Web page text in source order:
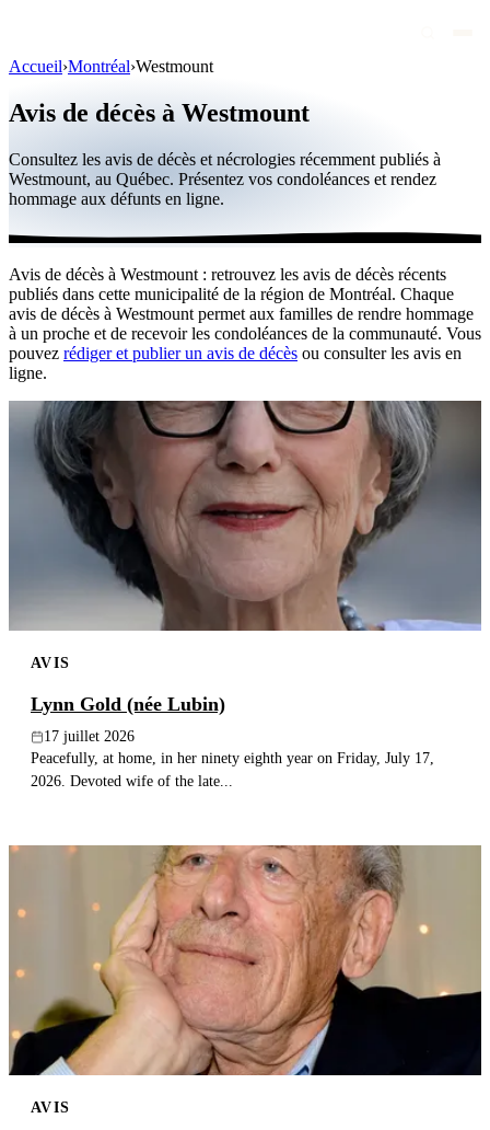
Personnalités publiques
Québec
Canada
International
Par région
Par ville
Maisons funéraires
Éternea
Blog
Publier un avis
Recherche
Accueil›Montréal›Westmount
Avis de décès à Westmount
Consultez les avis de décès et nécrologies récemment publiés à
Westmount, au Québec. Présentez vos condoléances et rendez
hommage aux défunts en ligne.
Avis de décès à Westmount : retrouvez les avis de décès récents
publiés dans cette municipalité de la région de Montréal. Chaque
avis de décès à Westmount permet aux familles de rendre hommage
à un proche et de recevoir les condoléances de la communauté. Vous
pouvez rédiger et publier un avis de décès ou consulter les avis en
ligne.
AVIS
Lynn Gold (née Lubin)
17 juillet 2026
Peacefully, at home, in her ninety eighth year on Friday, July 17,
2026. Devoted wife of the late...
AVIS